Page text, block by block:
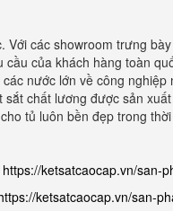
Với các showroom trưng
của khách hàng toàn
nước lớn về công
chất lương được sản
tủ luôn bền đẹp trong
https://ketsatcaocap.vn/san-
ketsatcaocap.vn/san-